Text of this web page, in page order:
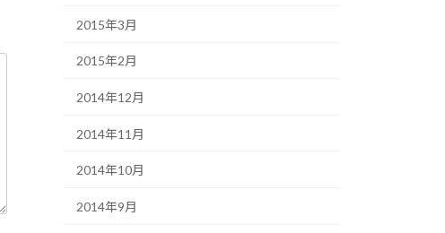
2015年3月
2015年2月
2014年12月
2014年11月
2014年10月
2014年9月